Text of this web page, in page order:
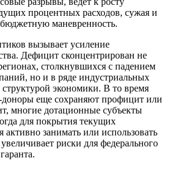
процентных расходов, сужая и
маневренность.
вызывает усиление
Дефицит сконцентрирован не
столкнувшихся с падением
но и в ряде индустриальных
структурой экономики. В то время
доноры еще сохраняют профицит или
многие дотационные субъекты
для покрытия текущих
активно занимать или использовать
риски для федерального